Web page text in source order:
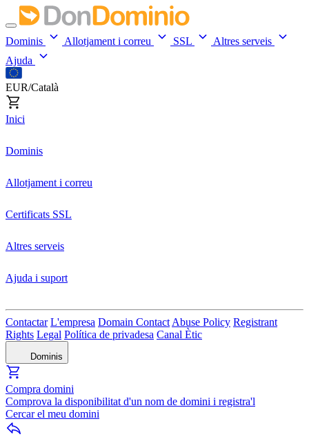
Dominis Allotjament i correu SSL
Altres serveis
Ajuda
EUR/Català
Inici
Dominis
Allotjament i correu
Certificats SSL
Altres serveis
Ajuda i suport
Contactar L'empresa Domain Contact Abuse Policy Registrant
Rights Legal Política de privadesa Canal Ètic
Dominis
Compra domini
Comprova la disponibilitat d'un nom de domini i registra'l
Cercar el meu domini